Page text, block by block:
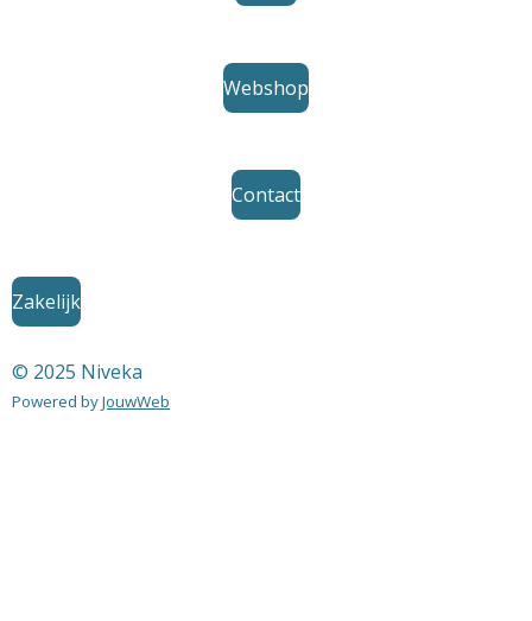
Webshop
Contact
Zakelijk
© 2025 Niveka
Powered byJouwWeb